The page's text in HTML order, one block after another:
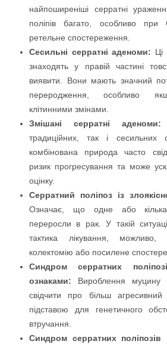
найпоширеніші серратні
поліпів багато, особливо
ретельне спостереження.
Сесильні серратні аденоми: Ці
знаходять у правій частині
виявити. Вони мають значний
переродження, особливо
клітинними змінами.
Змішані серратні аденоми:
традиційних, так і сесильних
комбінована природа часто
ризик прогресування та може
оцінку.
Серратний поліпоз із
Означає, що одне або
переросли в рак. У такій
тактика лікування, можливо,
колектомію або посилене
Синдром серратних
ознаками: Вироблення
свідчити про більш
підставою для генетичного
втручання.
Синдром серратних поліпозів